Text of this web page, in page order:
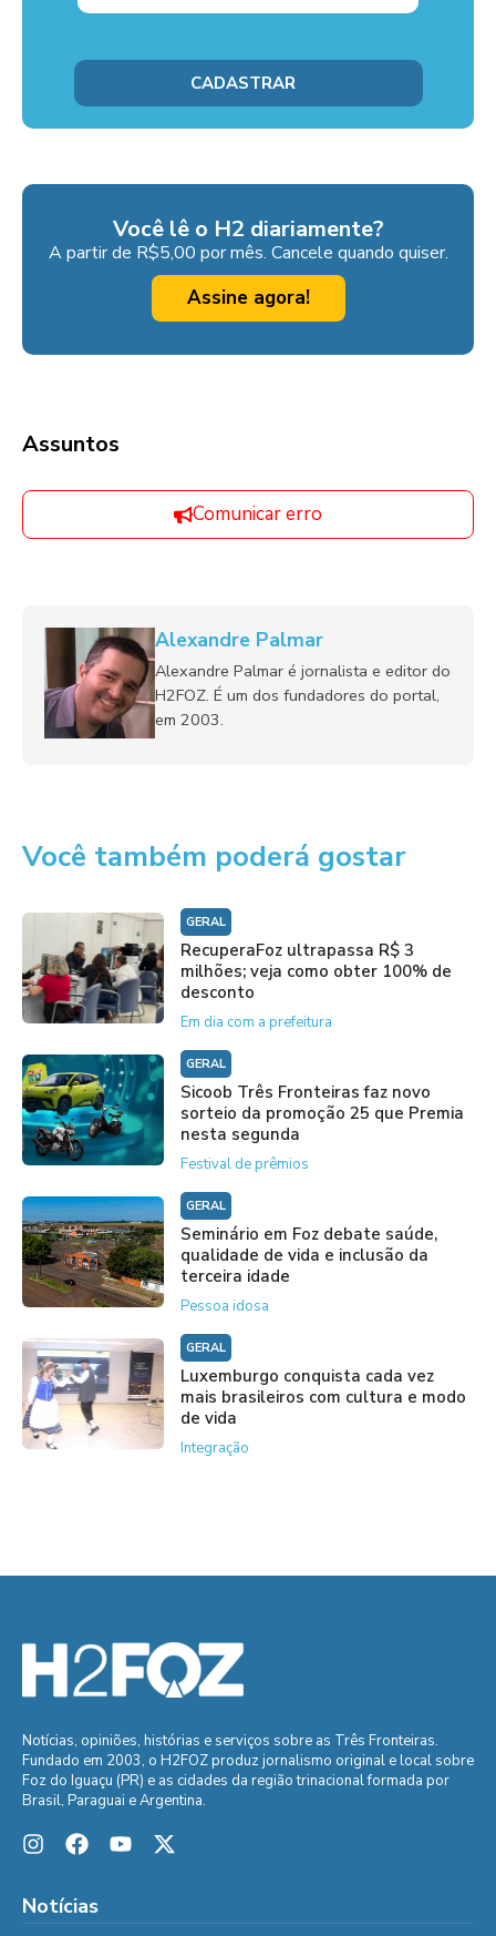
Você lê o H2 diariamente?
A partir de R$5,00 por mês. Cancele quando quiser.
Assine agora!
Assuntos
Comunicar erro
Alexandre Palmar
Alexandre Palmar é jornalista e editor do
H2FOZ. É um dos fundadores do portal,
em 2003.
Você também poderá gostar
GERAL
RecuperaFoz ultrapassa R$ 3
milhões; veja como obter 100% de
desconto
Em dia com a prefeitura
GERAL
Sicoob Três Fronteiras faz novo
sorteio da promoção 25 que Premia
nesta segunda
Festival de prêmios
GERAL
Seminário em Foz debate saúde,
qualidade de vida e inclusão da
terceira idade
Pessoa idosa
GERAL
Luxemburgo conquista cada vez
mais brasileiros com cultura e modo
de vida
Integração
Notícias, opiniões, histórias e serviços sobre as Três Fronteiras.
Fundado em 2003, o H2FOZ produz jornalismo original e local sobre
Foz do Iguaçu (PR) e as cidades da região trinacional formada por
Brasil, Paraguai e Argentina.
Notícias